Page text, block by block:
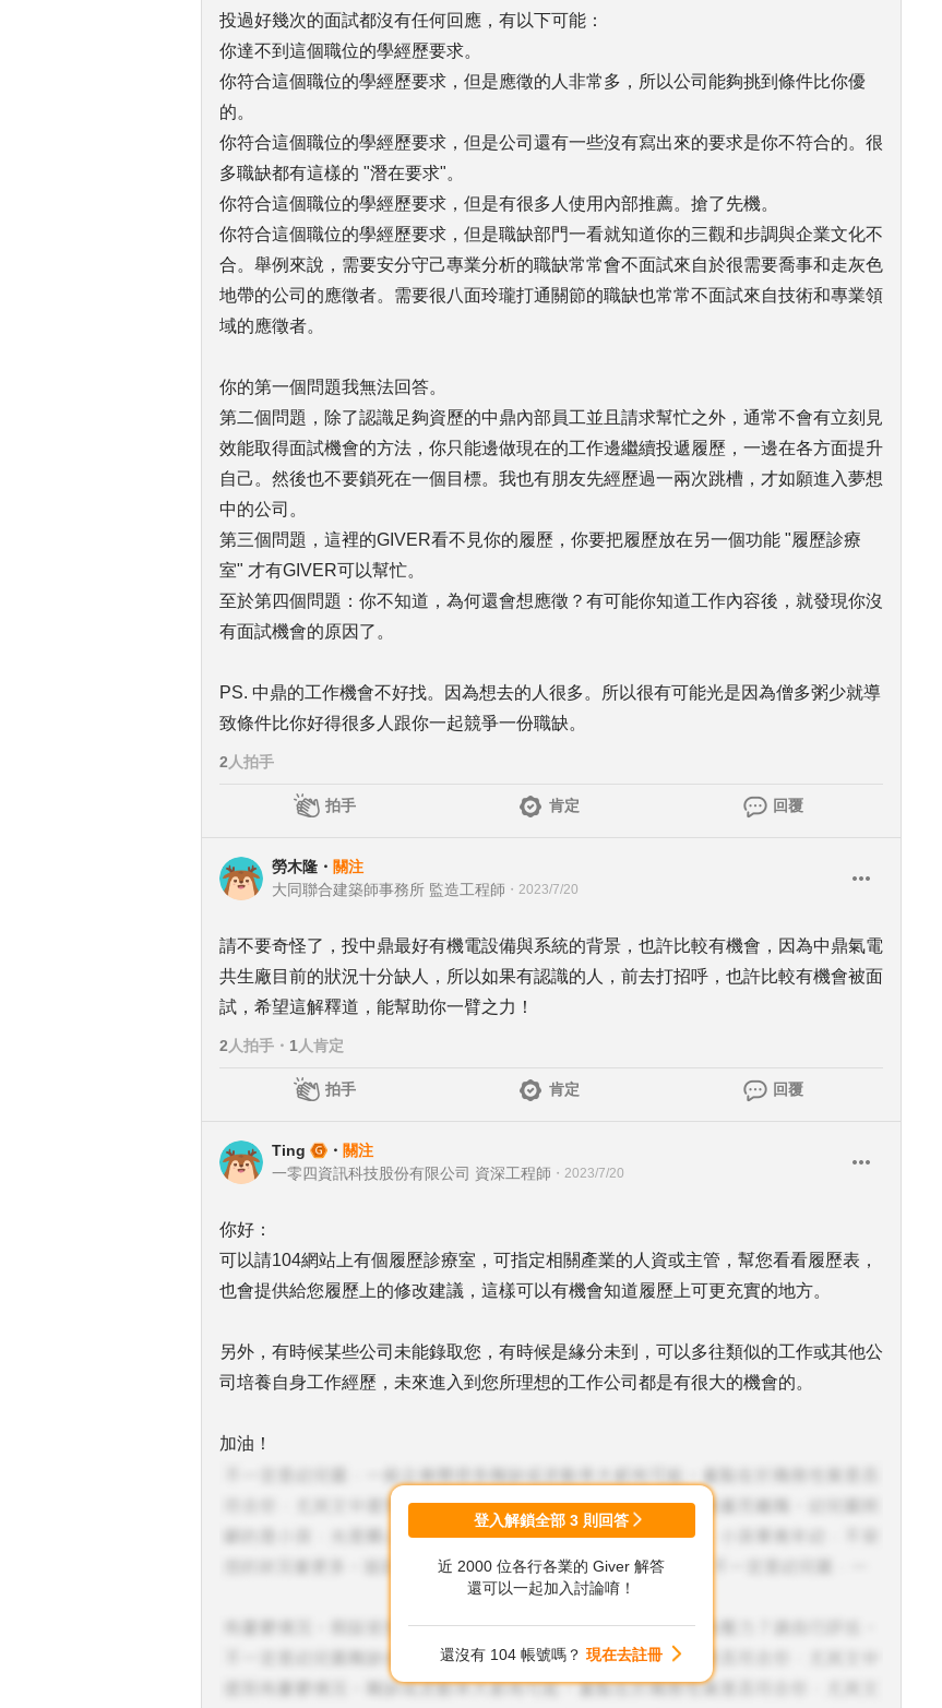
投過好幾次的面試都沒有任何回應，有以下可能：
你達不到這個職位的學經歷要求。
你符合這個職位的學經歷要求，但是應徵的人非常多，所以公司能夠挑到條件比你優
的。
你符合這個職位的學經歷要求，但是公司還有一些沒有寫出來的要求是你不符合的。很
多職缺都有這樣的 "潛在要求"。
你符合這個職位的學經歷要求，但是有很多人使用內部推薦。搶了先機。
你符合這個職位的學經歷要求，但是職缺部門一看就知道你的三觀和步調與企業文化不
合。舉例來說，需要安分守己專業分析的職缺常常會不面試來自於很需要喬事和走灰色
地帶的公司的應徵者。需要很八面玲瓏打通關節的職缺也常常不面試來自技術和專業領
域的應徵者。
你的第一個問題我無法回答。
第二個問題，除了認識足夠資歷的中鼎內部員工並且請求幫忙之外，通常不會有立刻見
效能取得面試機會的方法，你只能邊做現在的工作邊繼續投遞履歷，一邊在各方面提升
自己。然後也不要鎖死在一個目標。我也有朋友先經歷過一兩次跳槽，才如願進入夢想
中的公司。
第三個問題，這裡的GIVER看不見你的履歷，你要把履歷放在另一個功能 "履歷診療
室" 才有GIVER可以幫忙。
至於第四個問題：你不知道，為何還會想應徵？有可能你知道工作內容後，就發現你沒
有面試機會的原因了。
PS. 中鼎的工作機會不好找。因為想去的人很多。所以很有可能光是因為僧多粥少就導
致條件比你好得很多人跟你一起競爭一份職缺。
2 人拍手
拍手 肯定 回覆
勞木隆 ・ 關注
大同聯合建築師事務所 監造工程師 ・ 2023/7/20
請不要奇怪了，投中鼎最好有機電設備與系統的背景，也許比較有機會，因為中鼎氣電
共生廠目前的狀況十分缺人，所以如果有認識的人，前去打招呼，也許比較有機會被面
試，希望這解釋道，能幫助你一臂之力！
2 人拍手 ・ 1 人肯定
拍手 肯定 回覆
Ting ・ 關注
一零四資訊科技股份有限公司 資深工程師 ・ 2023/7/20
你好：
可以請104網站上有個履歷診療室，可指定相關產業的人資或主管，幫您看看履歷表，
也會提供給您履歷上的修改建議，這樣可以有機會知道履歷上可更充實的地方。
另外，有時候某些公司未能錄取您，有時候是緣分未到，可以多往類似的工作或其他公
司培養自身工作經歷，未來進入到您所理想的工作公司都是有很大的機會的。
加油！
登入解鎖全部 3 則回答
近 2000 位各行各業的 Giver 解答
還可以一起加入討論唷！
還沒有 104 帳號嗎？ 現在去註冊